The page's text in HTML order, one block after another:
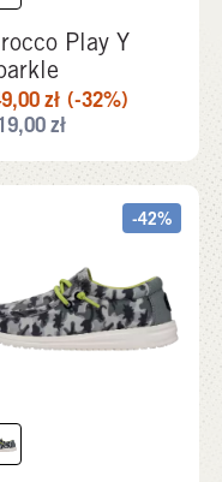
Play Y
zł (-32%)
zł
-42%